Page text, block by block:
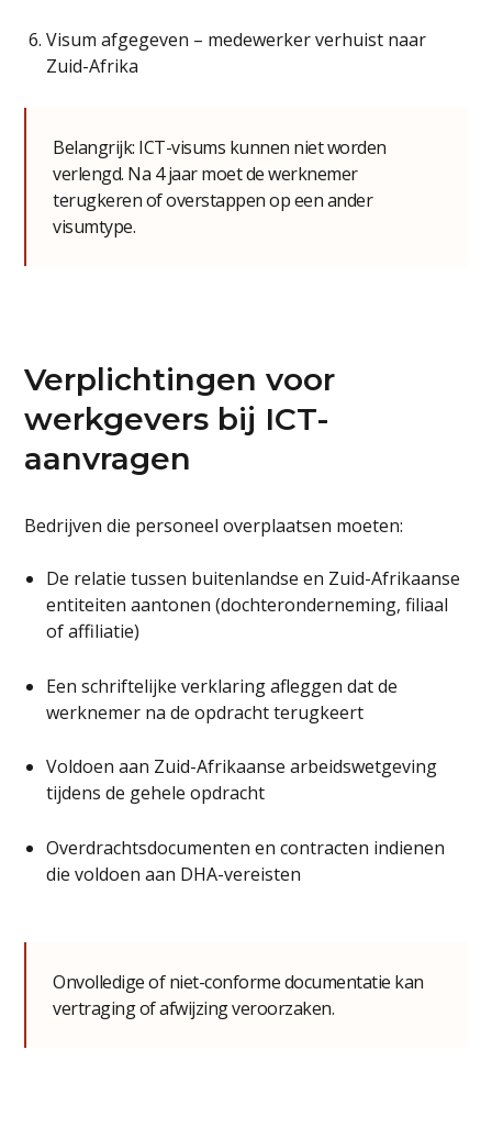
Visum afgegeven – medewerker verhuist naar
Zuid-Afrika
Belangrijk: ICT-visums kunnen niet worden
verlengd. Na 4 jaar moet de werknemer
terugkeren of overstappen op een ander
visumtype.
Verplichtingen voor
werkgevers bij ICT-
aanvragen
Bedrijven die personeel overplaatsen moeten:
De relatie tussen buitenlandse en Zuid-Afrikaanse
entiteiten aantonen (dochteronderneming, filiaal
of affiliatie)
Een schriftelijke verklaring afleggen dat de
werknemer na de opdracht terugkeert
Voldoen aan Zuid-Afrikaanse arbeidswetgeving
tijdens de gehele opdracht
Overdrachtsdocumenten en contracten indienen
die voldoen aan DHA-vereisten
Onvolledige of niet-conforme documentatie kan
vertraging of afwijzing veroorzaken.